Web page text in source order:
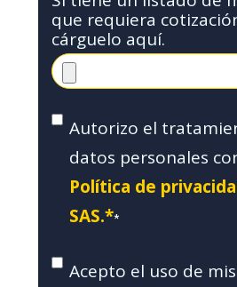
que requiera
cárguelo aquí.
Autorizo el
datos personales
Política de
SAS.**
Acepto el uso de